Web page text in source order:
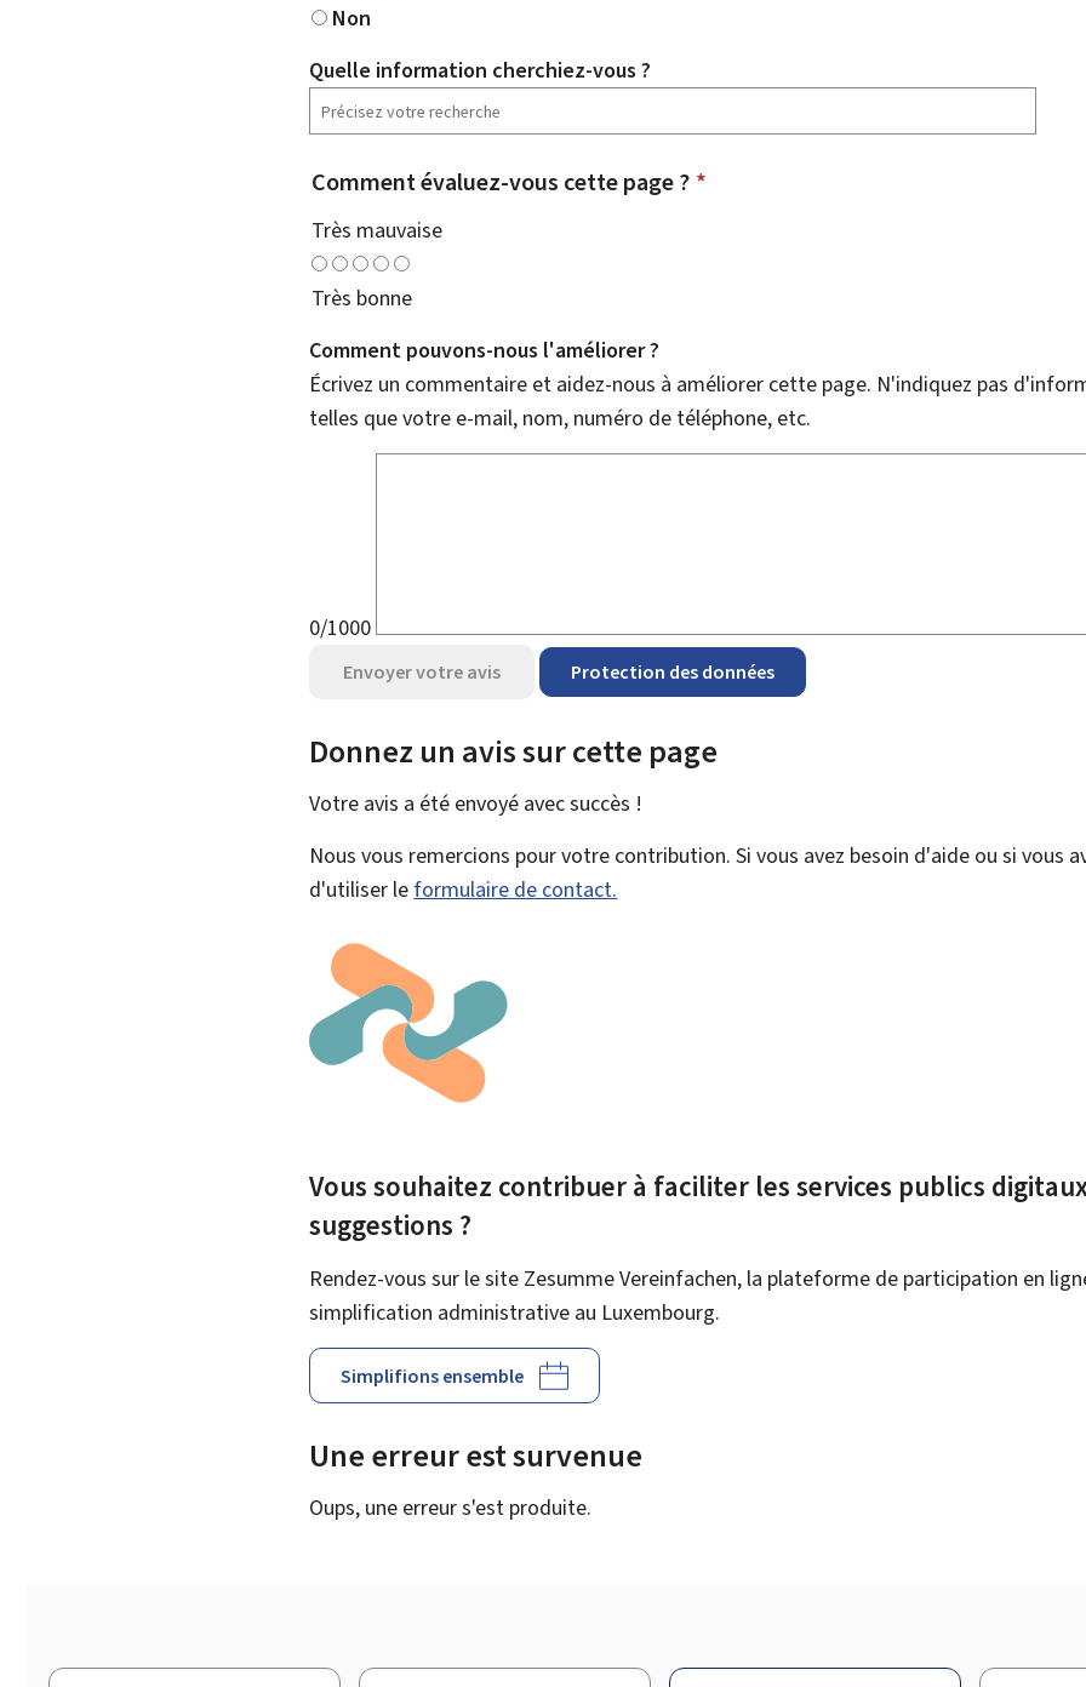
Non
Quelle information cherchiez-vous ?
Comment évaluez-vous cette page ? *
Très mauvaise
Très bonne
Comment pouvons-nous l'améliorer ?
Écrivez un commentaire et aidez-nous à améliorer cette page. N'indiquez pas
telles que votre e-mail, nom, numéro de téléphone, etc.
0/1000
Envoyer votre avis Protection des données
Donnez un avis sur cette page
Votre avis a été envoyé avecsuccès !
Nous vous remercions pour votre contribution. Si vous avez besoin d'aide ou si vous
d'utiliser le formulaire de contact.
Vous souhaitez contribuer à faciliter les services publics
suggestions ?
Rendez-vous sur le site Zesumme Vereinfachen, la plateforme de participation en
simplification administrative au Luxembourg.
Simplifions ensemble
Une erreur est survenue
Oups, une erreur s'est produite.